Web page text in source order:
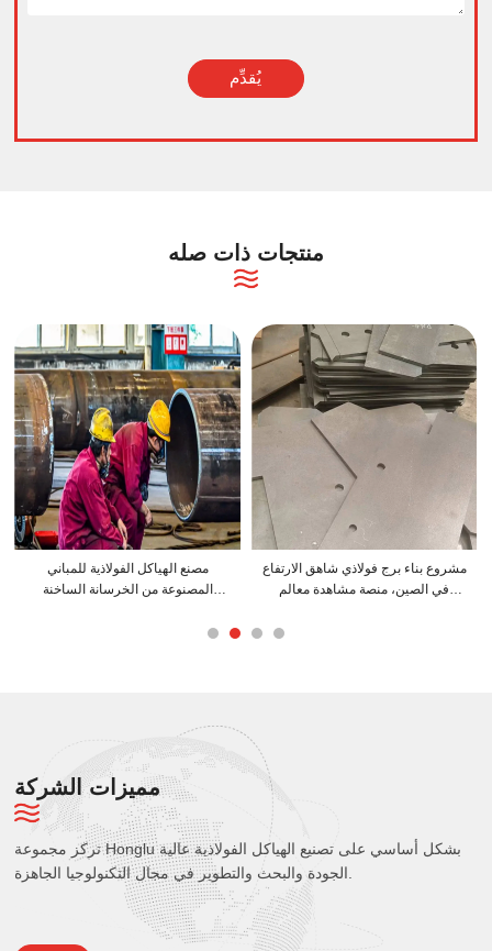
يُقدِّم
منتجات ذات صله
مصنع الهياكل الفولاذية للمباني
المصنوعة من الخرسانة الساخنة
مشروع بناء برج فولاذي شاهق الارتفاع
في الصين، منصة مشاهدة معالم
مميزات الشركة
تركز مجموعة Honglu بشكل أساسي على تصنيع الهياكل الفولاذية عالية
الجودة والبحث والتطوير في مجال التكنولوجيا الجاهزة.